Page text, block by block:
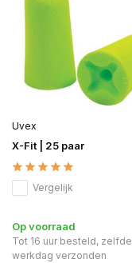
Uvex
X-Fit | 25 paar
Vergelijk
Op voorraad
Tot 16 uur besteld, zelfde
werkdag verzonden